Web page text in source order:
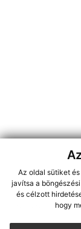
Az oldal sütiket
javítsa a
és célzott
hogy
használja ki a
ECHELON 2
Internetes portál,